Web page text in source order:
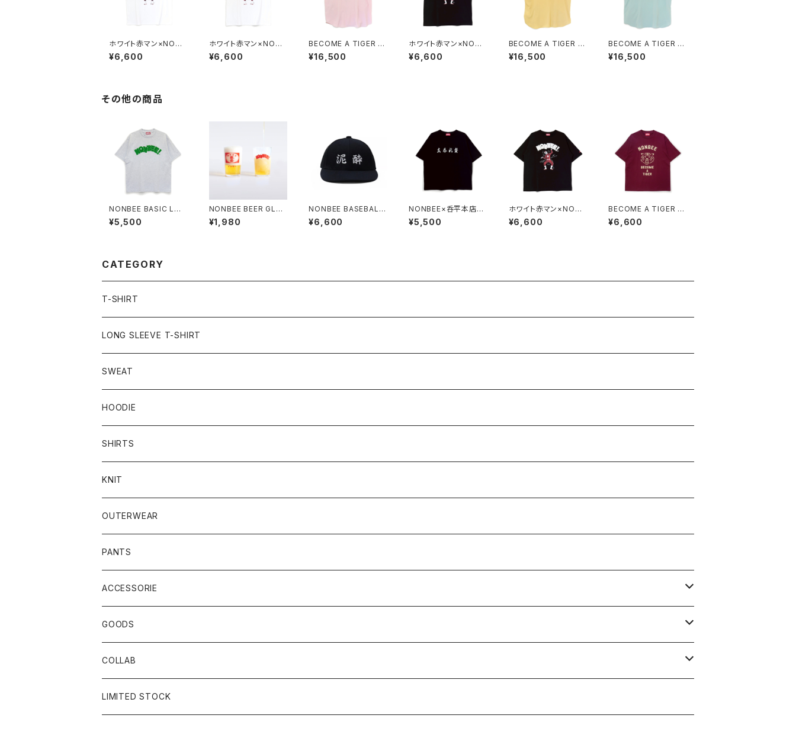
ホワイト赤マン×NONB
EE! COLLABORATIO
N TEE white/red
¥6,600
ホワイト赤マン×NONB
EE! COLLABORATIO
N TEE white/black
¥6,600
BECOME A TIGER E
MBROIDERED HALF
SLEEVE SHIRTS ligh
¥16,500
ホワイト赤マン×NONB
EE! COLLABORATIO
N TEE black/white
¥6,600
BECOME A TIGER E
MBROIDERED HALF
SLEEVE SHIRTS ligh
¥16,500
BECOME A TIGER E
MBROIDERED HALF
SLEEVE SHIRTS ligh
¥16,500
その他の商品
NONBEE BASIC LOG
O HEAVY TEE ash-g
ray/green
¥5,500
NONBEE BEER GLAS
S SET (okaeri/nonb
ee)
¥1,980
NONBEE BASEBALL
"泥酔" CAP
¥6,600
NONBEE×呑平本店
"立呑礼賛" TEE blac
k/white
¥5,500
ホワイト赤マン×NONB
EE! COLLABORATIO
N TEE black/white
¥6,600
BECOME A TIGER T
EE burgundy/off-wh
ite
¥6,600
CATEGORY
T-SHIRT
LONG SLEEVE T-SHIRT
SWEAT
HOODIE
SHIRTS
KNIT
OUTERWEAR
PANTS
ACCESSORIE
CAP
BUCKET HAT
SOCKS
GOODS
STICKER
GLASS
COLLAB
×岩井ジョニ男
LIMITED STOCK